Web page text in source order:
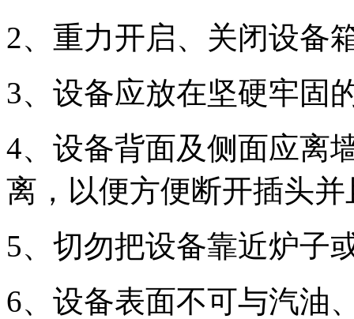
2、重力开启、关闭设备
3、设备应放在坚硬牢固
4、设备背面及侧面应离
离，以便方便断开插头
5、切勿把设备靠近炉子
6、设备表面不可与汽油